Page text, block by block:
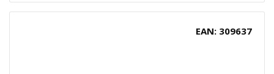
EAN: 309637